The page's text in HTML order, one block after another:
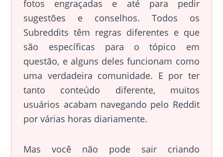
fotos engraçadas e até para pedir
sugestões e conselhos. Todos os
Subreddits têm regras diferentes e que
são específicas para o tópico em
questão, e alguns deles funcionam como
uma verdadeira comunidade. E por ter
tanto conteúdo diferente, muitos
usuários acabam navegando pelo Reddit
por várias horas diariamente.
Mas você não pode sair criando